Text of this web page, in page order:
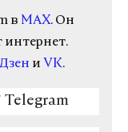
в MAX. Он
интернет.
Дзен и VK.
Telegram